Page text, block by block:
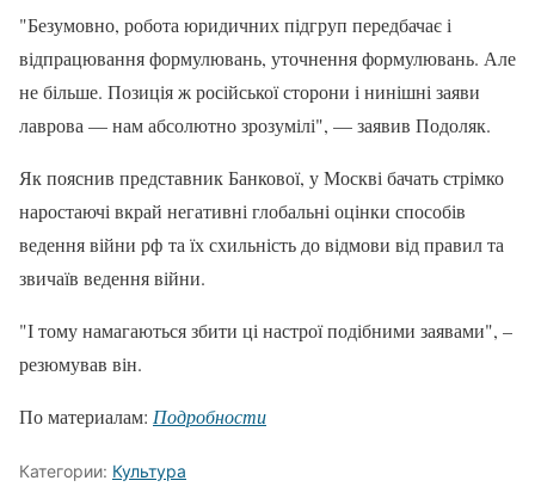
"Безумовно, робота юридичних підгруп передбачає і
відпрацювання формулювань, уточнення формулювань. Але
не більше. Позиція ж російської сторони і нинішні заяви
лаврова — нам абсолютно зрозумілі", — заявив Подоляк.
Як пояснив представник Банкової, у Москві бачать стрімко
наростаючі вкрай негативні глобальні оцінки способів
ведення війни рф та їх схильність до відмови від правил та
звичаїв ведення війни.
"І тому намагаються збити ці настрої подібними заявами", –
резюмував він.
По материалам: Подробности
Категории: Культура